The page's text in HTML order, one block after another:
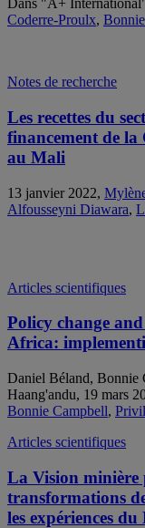
Dans "A+
Coderre-Proulx, Bonnie
Notes de recherche
Les recettes du
financement de
au Mali
13 janvier 2022,
Alfousseyni Diawara,
Articles scientifiques
Policy change
Africa:
Daniel Béland, Bonnie
Haang'andu, 19 mars
Bonnie Campbell,
Articles scientifiques
La Vision minière
transformations
les expériences